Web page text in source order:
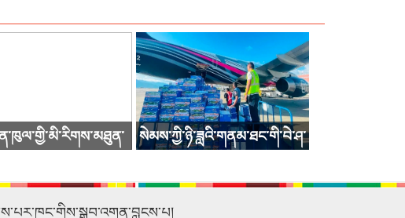
ཚུགས།
སེམས་ཀྱི་ཉི་ཟླའི་གནམ་ཐང་གི་བེ་ཤ་
རྒྱུས་རང་བཞིན་གྱི་ཚད་བརྒལ་བྱུང་